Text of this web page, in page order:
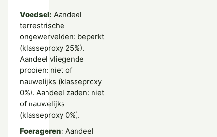
Voedsel: Aandeel
terrestrische
ongewervelden: beperkt
(klasseproxy 25%).
Aandeel vliegende
prooien: niet of
nauwelijks (klasseproxy
0%). Aandeel zaden: niet
of nauwelijks
(klasseproxy 0%).
Foerageren: Aandeel